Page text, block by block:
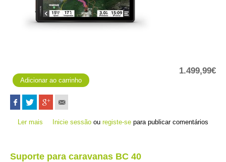
1.499,99€
Ler mais acerca de Tread XL - Edição Overland
Inicie sessão ouregiste-se para publicar comentários
Suporte para caravanas BC 40